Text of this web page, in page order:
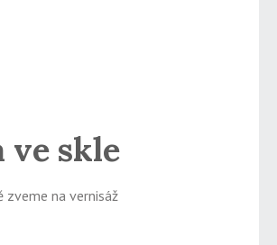
skle
zveme na vernisáž